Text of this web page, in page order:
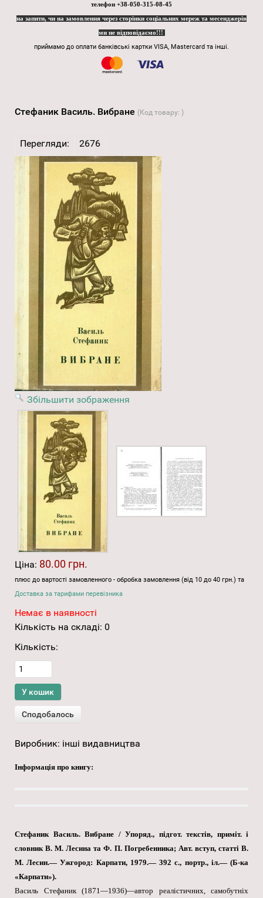
телефон +38-050-315-08-45
на запити, чи на замовлення через сторінки соціальних мереж та месенджерів
ми не відповідаємо!!!
приймамо до оплати банківські картки VISA, Mastercard та інші.
Стефаник Василь. Вибране (Код товару: )
Перегляди: 2676
Збільшити зображення
Ціна: 80.00 грн.
плюс до вартості замовленного - обробка замовлення (від 10 до 40 грн.) та
Доставка за тарифами перевізника
Немає в наявності
Кількість на складі: 0
Кількість:
Виробник: інші видавництва
Інформація про книгу:
Стефаник Василь. Вибране / Упоряд., підгот. текстів, приміт. і
словник В. М. Лесина та Ф. П. Погребенника; Авт. вступ, статті В.
М. Лесин.— Ужгород: Карпати, 1979.— 392 с., портр., іл.— (Б-ка
«Карпати»).
Василь Стефаник (1871—1936)—автор реалістичних, самобутніх